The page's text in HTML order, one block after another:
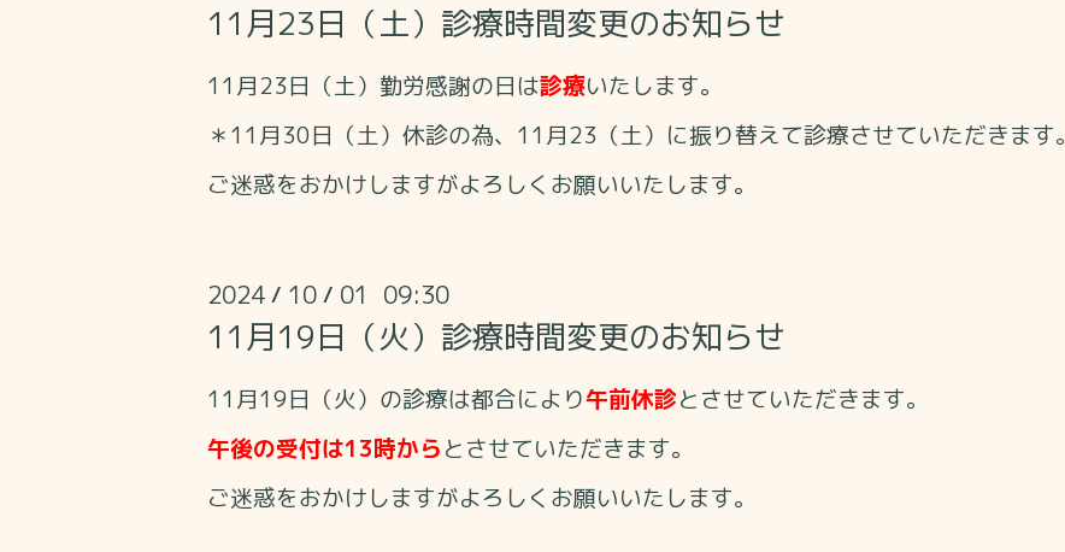
11月23日（土）診療時間変更のお知らせ
11月23日（土）勤労感謝の日は診療いたします。
＊11月30日（土）休診の為、11月23（土）に振り替えて診療させていただきます。
ご迷惑をおかけしますがよろしくお願いいたします。
2024 / 10 / 01 09:30
11月19日（火）診療時間変更のお知らせ
11月19日（火）の診療は都合により午前休診とさせていただきます。
午後の受付は13時からとさせていただきます。
ご迷惑をおかけしますがよろしくお願いいたします。